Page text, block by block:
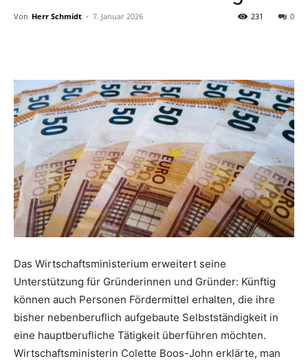
Von Herr Schmidt - 7. Januar 2026 0
231
Das Wirtschaftsministerium erweitert seine
Unterstützung für Gründerinnen und Gründer: Künftig
können auch Personen Fördermittel erhalten, die ihre
bisher nebenberuflich aufgebaute Selbstständigkeit in
eine hauptberufliche Tätigkeit überführen möchten.
Wirtschaftsministerin Colette Boos-John erklärte, man